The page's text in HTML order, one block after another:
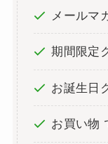
メールマ
期間限定
お誕生日
お買い物